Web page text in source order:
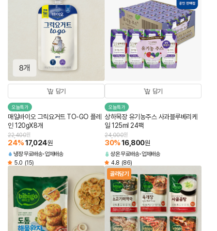
담기
오늘특가
매일바이오 그릭요거트 TO-GO 플레
인 120gX8개
22,400원
24%17,024원
냉장무료배송 업체배송
5.0 (15)
담기
오늘특가
상하목장 유기농주스 사과블루베리케
일 125ml 24팩
24,000원
30%16,800원
상온무료배송 업체배송
4.8 (86)
골라담기